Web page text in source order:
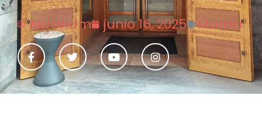
Abraham junio 16, 2025 Murcia
F
a
c
e
b
T
w
i
t
t
Y
o
u
t
u
I
n
s
t
a